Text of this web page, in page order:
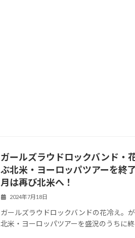
ガールズラウドロックバンド・
ぶ北米・ヨーロッパツアーを終
月は再び北米へ！
2024年7月18日
ガールズラウドロックバンドの花冷え。
北米・ヨーロッパツアーを盛況のうちに終